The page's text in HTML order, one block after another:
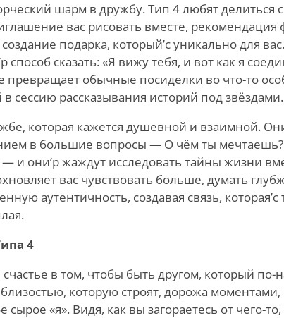
шарм в дружбу. Тип 4 любят делиться
вас рисовать вместе, рекомендация
подарка, который’с уникально для
р способ сказать: «Я вижу тебя, и вот как я
превращает обычные посиделки во что-то
сессию рассказывания историй под звёздами.
которая кажется душевной и взаимной.
в большие вопросы — О чём ты
— и они’р жаждут исследовать тайны жизни
вас чувствовать больше, думать
аутентичность, создавая связь, которая’с
4
в том, чтобы быть другом, который по-
которую строят, дорожа моментами,
сырое «я». Видя, как вы загораетесь от чего-